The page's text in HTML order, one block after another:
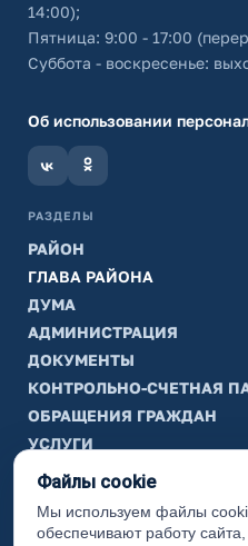
14:00);
Пятница: 9:00 - 17:00
Суббота - воскресенье:
Об использовании
РАЗДЕЛЫ
РАЙОН
ГЛАВА РАЙОНА
ДУМА
АДМИНИСТРАЦИЯ
ДОКУМЕНТЫ
КОНТРОЛЬНО-СЧЕТНАЯ
ОБРАЩЕНИЯ ГРАЖДАН
УСЛУГИ
ТИК
ИНФОРМАЦИЯ
Файлы cookie
Мы используем файлы
обеспечивают работу